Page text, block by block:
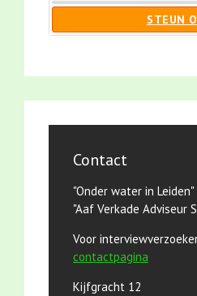
STEUN
Contact
"Onder water in
"Aaf Verkade Adviseur
Voor
contactpagina
Kijfgracht 12